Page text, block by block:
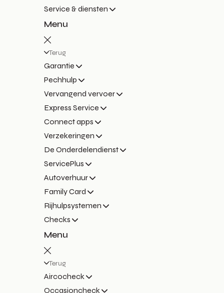
Service & diensten
Menu
Terug
Garantie
Pechhulp
Vervangend vervoer
Express Service
Connect apps
Verzekeringen
De Onderdelendienst
ServicePlus
Autoverhuur
Family Card
Rijhulpsystemen
Checks
Menu
Terug
Aircocheck
Occasioncheck